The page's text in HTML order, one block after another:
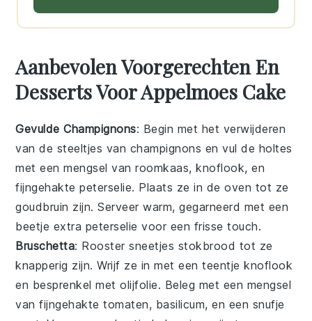
Aanbevolen Voorgerechten En
Desserts Voor Appelmoes Cake
Gevulde Champignons: Begin met het verwijderen
van de steeltjes van champignons en vul de holtes
met een mengsel vanroomkaas,knoflook, en
fijngehaktepeterselie. Plaats ze in de oven tot ze
goudbruin zijn. Serveer warm, gegarneerd met een
beetje extra peterselie voor een frisse touch.
Bruschetta: Rooster sneetjes stokbrood tot ze
knapperig zijn. Wrijf ze in met een teentjeknoflook
en besprenkel metolijfolie. Beleg met een mengsel
van fijngehaktetomaten, basilicum, en een snufje